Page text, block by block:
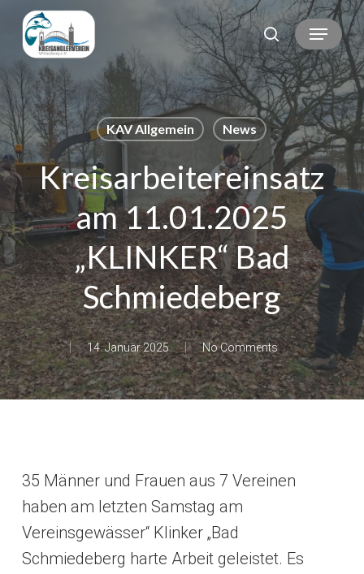
Skip
main
content
search
Menu
KAV Allgemein News
Kreisarbeitereinsatz
am 11.01.2025
„KLINKER“ Bad
Schmiedeberg
14. Januar 2025 No Comments
35 Männer und Frauen aus 7 Vereinen
haben am letzten Samstag am
Vereinsgewässer“ Klinker „Bad
Schmiedeberg harte Arbeit geleistet. Es